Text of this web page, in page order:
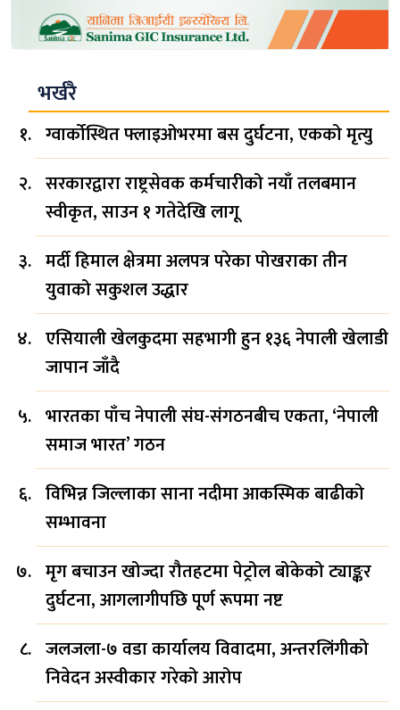
भर्खरै
ग्वार्कोस्थित फ्लाइओभरमा बस दुर्घटना, एकको मृत्यु
सरकारद्वारा राष्ट्रसेवक कर्मचारीको नयाँ तलबमान
स्वीकृत, साउन १ गतेदेखि लागू
मर्दी हिमाल क्षेत्रमा अलपत्र परेका पोखराका तीन
युवाको सकुशल उद्धार
एसियाली खेलकुदमा सहभागी हुन १३६ नेपाली खेलाडी
जापान जाँदै
भारतका पाँच नेपाली संघ-संगठनबीच एकता, ‘नेपाली
समाज भारत’ गठन
विभिन्न जिल्लाका साना नदीमा आकस्मिक बाढीको
सम्भावना
मृग बचाउन खोज्दा रौतहटमा पेट्रोल बोकेको ट्याङ्कर
दुर्घटना, आगलागीपछि पूर्ण रूपमा नष्ट
जलजला-७ वडा कार्यालय विवादमा, अन्तरलिंगीको
निवेदन अस्वीकार गरेको आरोप